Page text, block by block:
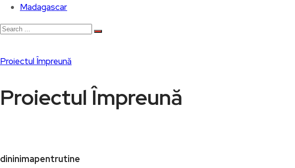
Madagascar
Proiectul Împreună
Proiectul Împreună
dininimapentrutine